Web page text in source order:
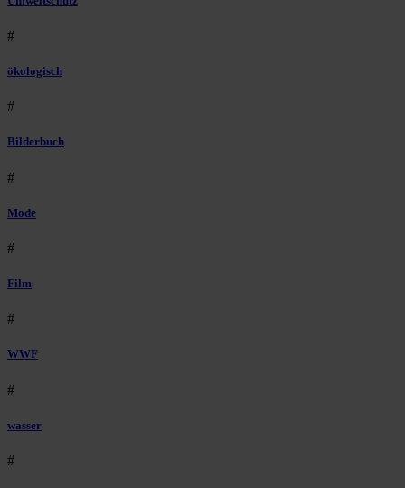
#
ökologisch
#
Bilderbuch
#
Mode
#
Film
#
WWF
#
wasser
#